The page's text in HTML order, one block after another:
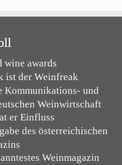
wine awards
ist der Weinfreak
Kommunikations- und
Weinwirtschaft
er Einfluss
des österreichischen
Weinmagazin